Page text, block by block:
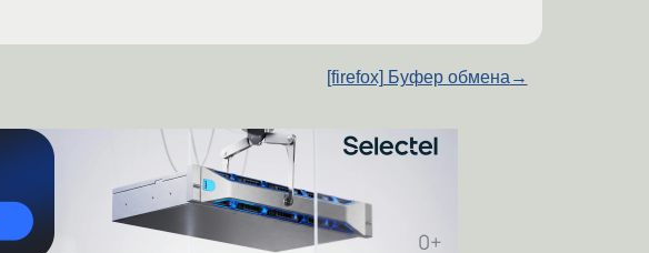
[firefox] Буфер обмена →